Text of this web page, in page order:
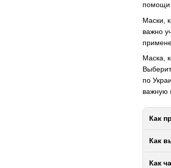
помощи
Маски,
важно
Маска,
по
важную
Как
Как
Как